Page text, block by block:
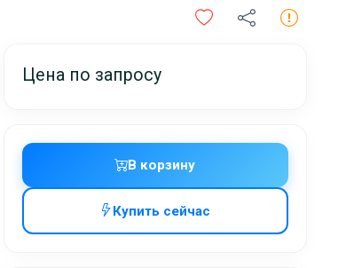
Цена по запросу
В корзину
Купить сейчас